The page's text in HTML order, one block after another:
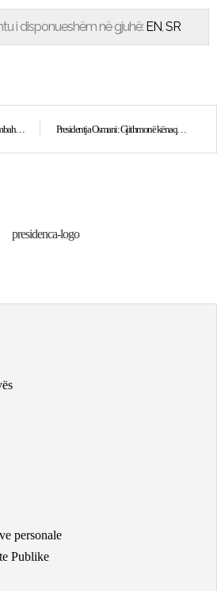
i disponueshëm në gjuhë: EN SR
Presidentja: Papë Françesku do të mbahet mend për angazhimin e tij për paqen, dinjitetin njerëzor dhe solidaritetin ndërmjet popujve Presidentja Osmani: Gjithmonë kënaqësi të takohem me mikun e madh të Kosovës, Presidentin William Ruto
personale
Publike